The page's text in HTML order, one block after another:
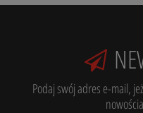
Podaj swój adres e-mail,